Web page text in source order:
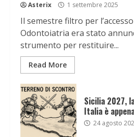
Asterix 1 settembre 2025
Il semestre filtro per
Odontoiatria era stato
strumento per restituire...
Read More
Sicilia 2027,
Italia è
24 agosto